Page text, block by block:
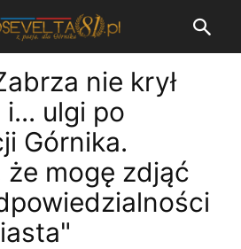
nie krył
ulgi po
Górnika.
że mogę zdjąć